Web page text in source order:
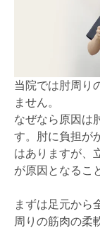
当院では肘周り
ません。
なぜなら原因は
す。肘に負担が
はありますが、
が原因となるこ
まずは足元から
周りの筋肉の柔